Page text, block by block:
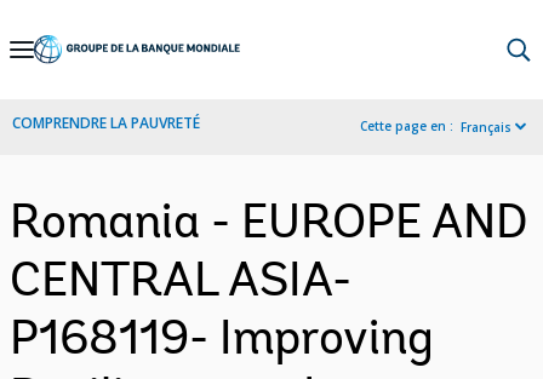
Skip
Navigation
COMPRENDRE LA PAUVRETÉ Cette page en : Français
Romania - EUROPE AND
CENTRAL ASIA-
P168119- Improving